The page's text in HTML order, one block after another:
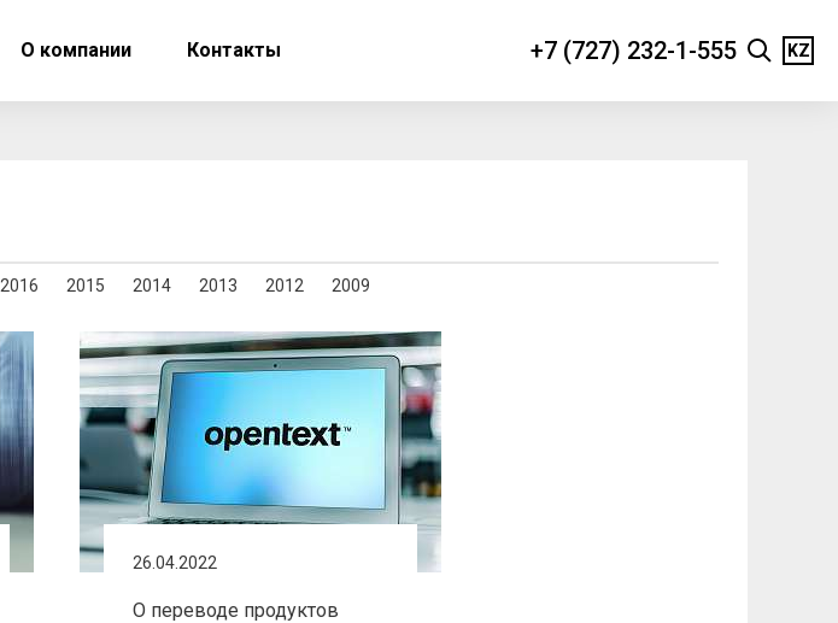
О компании Контакты +7 (727) 232-1-555 KZ
2016 2015 2014 2013 2012 2009
26.04.2022
О переводе продуктов